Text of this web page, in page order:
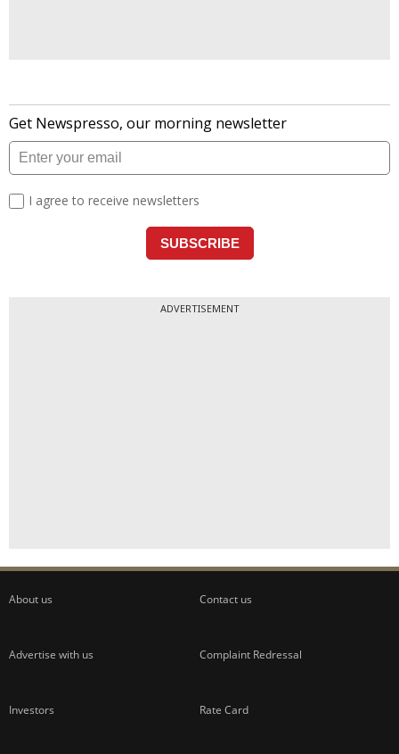
ADVERTISEMENT
About us Contact us
Advertise with us Complaint Redressal
Investors Rate Card